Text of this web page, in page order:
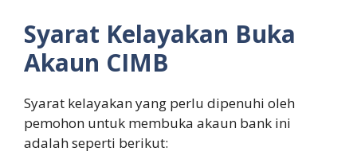
Syarat Kelayakan Buka
Akaun CIMB
Syarat kelayakan yang perlu dipenuhi oleh
pemohon untuk membuka akaun bank ini
adalah seperti berikut: